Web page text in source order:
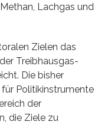
Lachgas und
Zielen das
Treibhausgas-
Die bisher
Politikinstrumente
der
die Ziele zu